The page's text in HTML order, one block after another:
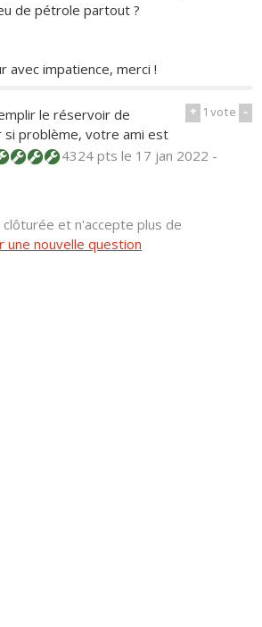
de pétrole partout ?
avec impatience, merci !
+ 1vote -
le réservoir de
si problème, votre ami est
4324 ptsle 17 jan 2022 -
et n'accepte plus de
une nouvelle question